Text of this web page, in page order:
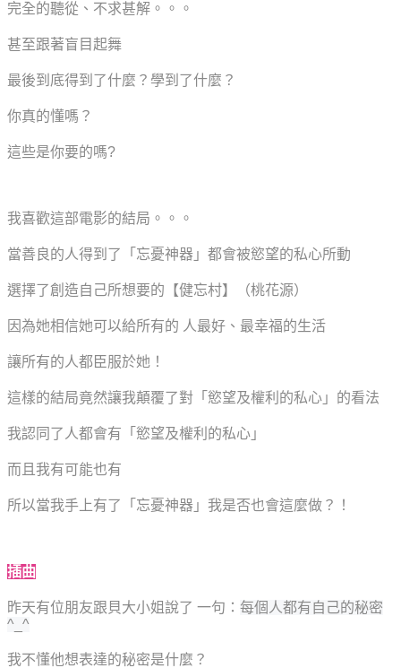
完全的聽從、不求甚解。。。
甚至跟著盲目起舞
最後到底得到了什麼？學到了什麼？
你真的懂嗎？
這些是你要的嗎?
我喜歡這部電影的結局。。。
當善良的人得到了「忘憂神器」都會被慾望的私心所動
選擇了創造自己所想要的【健忘村】（桃花源）
因為她相信她可以給所有的 人最好、最幸福的生活
讓所有的人都臣服於她！
這樣的結局竟然讓我顛覆了對「慾望及權利的私心」的看法
我認同了人都會有「慾望及權利的私心」
而且我有可能也有
所以當我手上有了「忘憂神器」我是否也會這麼做？！
插曲
昨天有位朋友跟貝大小姐說了 一句： 每個人都有自己的秘密
^_^
我不懂他想表達的秘密是什麼？